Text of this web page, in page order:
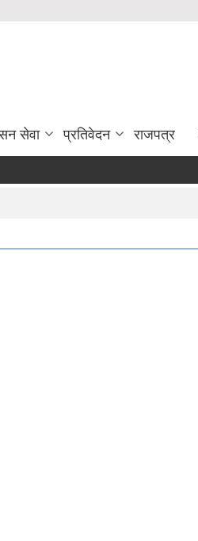
सेवा प्रतिवेदन राजपत्र